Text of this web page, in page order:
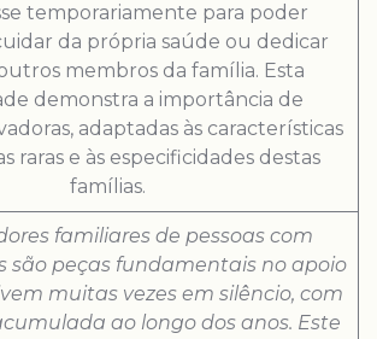
temporariamente para poder
da própria saúde ou dedicar
membros da família. Esta
demonstra a importância de
adaptadas às características
raras e às especificidades destas
famílias.
familiares de pessoas com
são peças fundamentais no apoio
muitas vezes em silêncio, com
ao longo dos anos. Este